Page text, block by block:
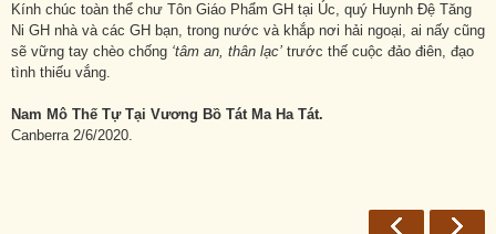
Kính chúc toàn thể chư Tôn Giáo Phẩm GH tại Úc, quý Huynh Đệ Tăng
Ni GH nhà và các GH bạn, trong nước và khắp nơi hải ngoại, ai nấy cũng
sẽ vững tay chèo chống ‘tâm an, thân lạc’ trước thế cuộc đảo điên, đạo
tình thiếu vắng.
Nam Mô Thế Tự Tại Vương Bồ Tát Ma Ha Tát.
Canberra 2/6/2020.